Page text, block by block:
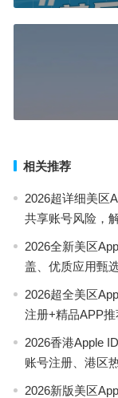
相关推荐
2026超详细美区
共享账号风险，
2026全新美区
盖、优质应用甄
2026超全美区
注册+精品APP推
2026香港Apple
账号注册、港区
2026新版美区